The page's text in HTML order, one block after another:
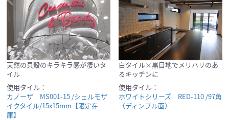
天然の貝殻のキラキラ感が凄いタ
イル
使用タイル：
カノーザ MS001-15 /シェルモザ
イクタイル/15x15mm【限定在
庫】
白タイル×黒目地でメリハリのあ
るキッチンに
使用タイル：
ホワイトシリーズ RED-110 /97角
（ディンプル面）